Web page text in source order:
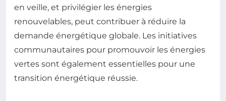
en veille, et privilégier les énergies
renouvelables, peut contribuer à réduire la
demande énergétique globale. Les initiatives
communautaires pour promouvoir les énergies
vertes sont également essentielles pour une
transition énergétique réussie.